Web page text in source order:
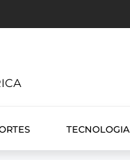
TECNOLOGIA